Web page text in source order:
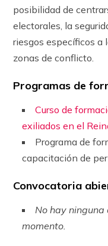
posibilidad de
electorales, la
riesgos específicos
zonas de conflicto.
Programas de
Curso de
exiliados en el
Programa de
capacitación de
Convocatoria
No hay
momento.